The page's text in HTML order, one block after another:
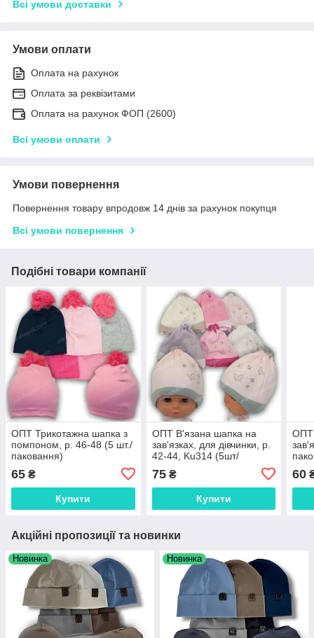
Всі умови доставки
Умови оплати
Оплата на рахунок
Оплата за реквізитами
Оплата на рахунок ФОП (2600)
Всі умови оплати
Умови повернення
Повернення товару впродовж 14 днів за рахунок покупця
Всі умови повернення
Подібні товари компанії
ОПТ Трикотажна шапка з
помпоном, р. 46-48 (5 шт./
паковання)
65 ₴
Купити
ОПТ В'язана шапка на
зав'язках, для дівчинки, р.
42-44, Ku314 (5шт/
75₴
Купити
ОПТ
60
Акційні пропозиції та новинки
Новинка Новинка